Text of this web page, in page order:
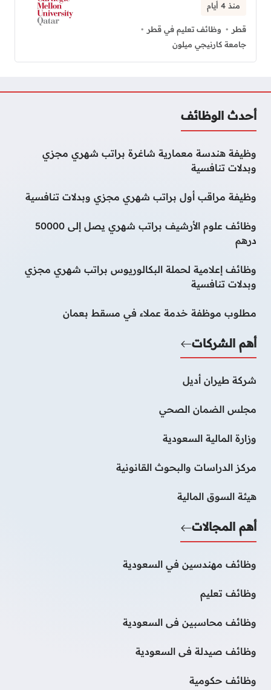
منذ 4 أيام
قطر
وظائف تعليم في قطر
جامعة كارنيجي ميلون
أحدث الوظائف
وظيفة هندسة معمارية شاغرة براتب شهري مجزي
وبدلات تنافسية
وظيفة مراقب أول براتب شهري مجزي وبدلات تنافسية
وظائف علوم الأرشيف براتب شهري يصل إلى 50000
درهم
وظائف إعلامية لحملة البكالوريوس براتب شهري مجزي
وبدلات تنافسية
مطلوب موظفة خدمة عملاء في مسقط بعمان
أهم الشركات
شركة طيران أديل
مجلس الضمان الصحي
وزارة المالية السعودية
مركز الدراسات والبحوث القانونية
هيئة السوق المالية
أهم المجالات
وظائف مهندسين في السعودية
وظائف تعليم
وظائف محاسبين فى السعودية
وظائف صيدلة فى السعودية
وظائف حكومية